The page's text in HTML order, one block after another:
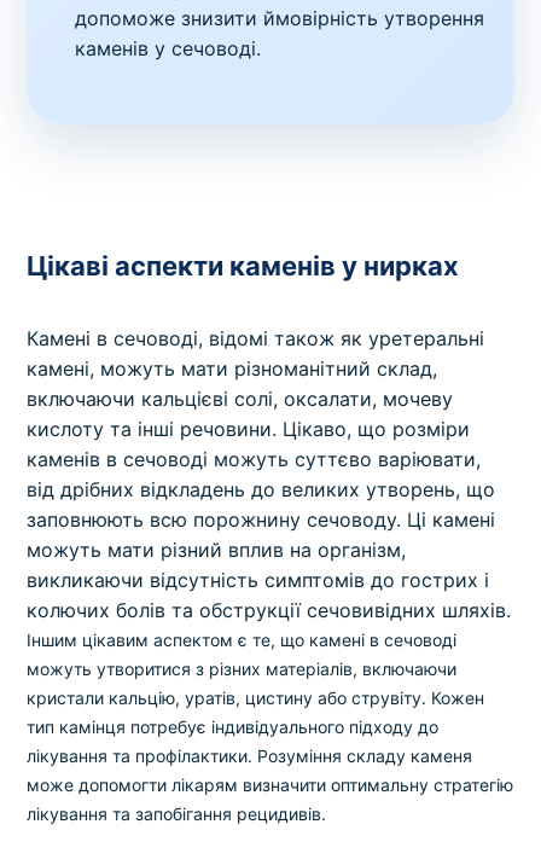
допоможе знизити ймовірність утворення
каменів у сечоводі.
Цікаві аспекти каменів у нирках
Камені в сечоводі, відомі також як уретеральні
камені, можуть мати різноманітний склад,
включаючи кальцієві солі, оксалати, мочеву
кислоту та інші речовини. Цікаво, що розміри
каменів в сечоводі можуть суттєво варіювати,
від дрібних відкладень до великих утворень, що
заповнюють всю порожнину сечоводу. Ці камені
можуть мати різний вплив на організм,
викликаючи відсутність симптомів до гострих і
колючих болів та обструкції сечовивідних шляхів.
Іншим цікавим аспектом є те, що камені в сечоводі
можуть утворитися з різних матеріалів, включаючи
кристали кальцію, уратів, цистину або струвіту. Кожен
тип камінця потребує індивідуального підходу до
лікування та профілактики. Розуміння складу каменя
може допомогти лікарям визначити оптимальну стратегію
лікування та запобігання рецидивів.